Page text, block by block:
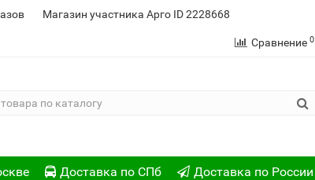
Магазин участника Арго ID 2228668
Сравнение 0
Доставка по СПб Доставка по России